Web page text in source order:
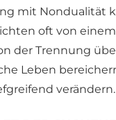
mit Nondualität
oft von
der Trennung
Leben
verändern.